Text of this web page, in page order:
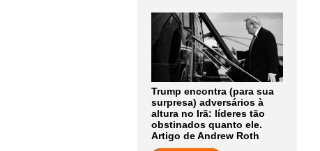
Trump encontra (para sua
surpresa) adversários à
altura no Irã: líderes tão
obstinados quanto ele.
Artigo de Andrew Roth